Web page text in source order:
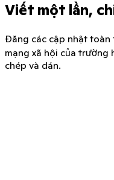
Viết một lần,
Đăng các cập nhật
mạng xã hội của trường
chép và dán.